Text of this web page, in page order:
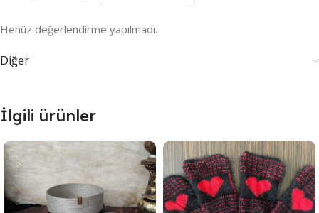
Henüz değerlendirme yapılmadı.
Diğer
İlgili ürünler